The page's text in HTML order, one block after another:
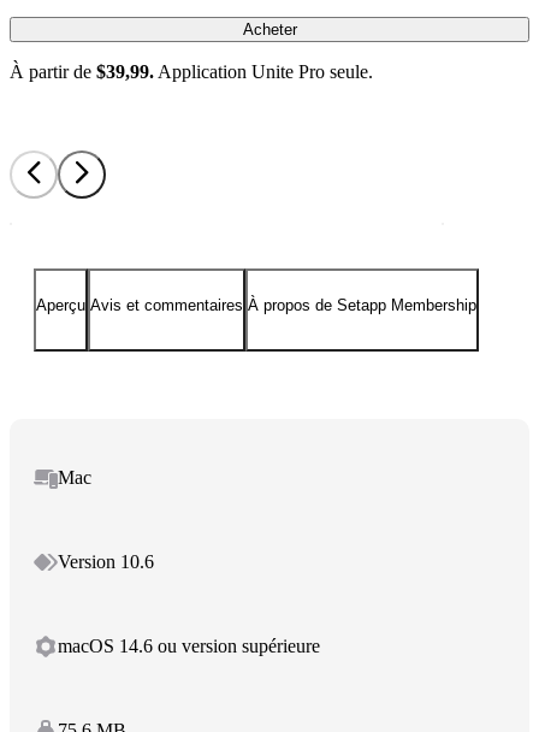
Acheter
À partir de $39,99. Application Unite Pro seule.
Aperçu Avis et commentaires À propos de Setapp Membership
Mac
Version 10.6
macOS 14.6 ou version supérieure